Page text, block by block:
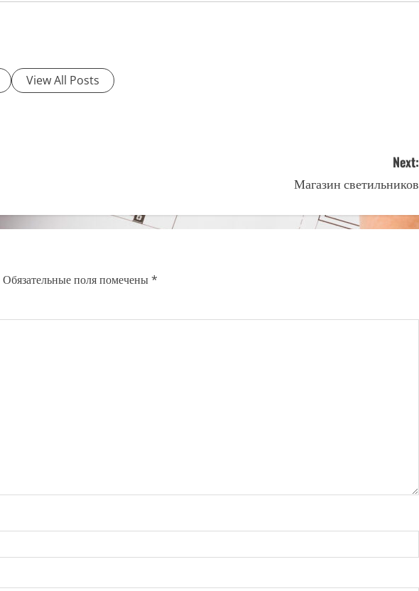
View All Posts
Next:
Магазин светильников
Обязательные поля помечены*